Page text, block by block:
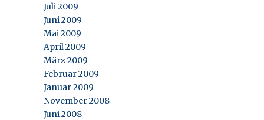
Juli 2009
Juni 2009
Mai 2009
April 2009
März 2009
Februar 2009
Januar 2009
November 2008
Juni 2008